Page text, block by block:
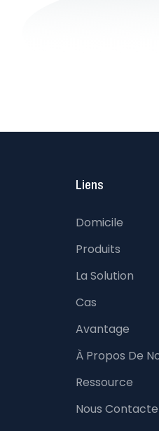
Liens
Domicile
Produits
La Solution
Cas
Avantage
À Propos De
Ressource
Nous